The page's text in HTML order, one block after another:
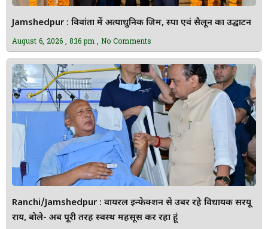
Jamshedpur : विवांता में अत्याधुनिक जिम, स्पा एवं सैलून का उद्घाटन
August 6, 2026 8:16 pm No Comments
Ranchi/Jamshedpur : वायरल इन्फेक्शन से उबर रहे विधायक सरयू
राय, बोले- अब पूरी तरह स्वस्थ महसूस कर रहा हूं